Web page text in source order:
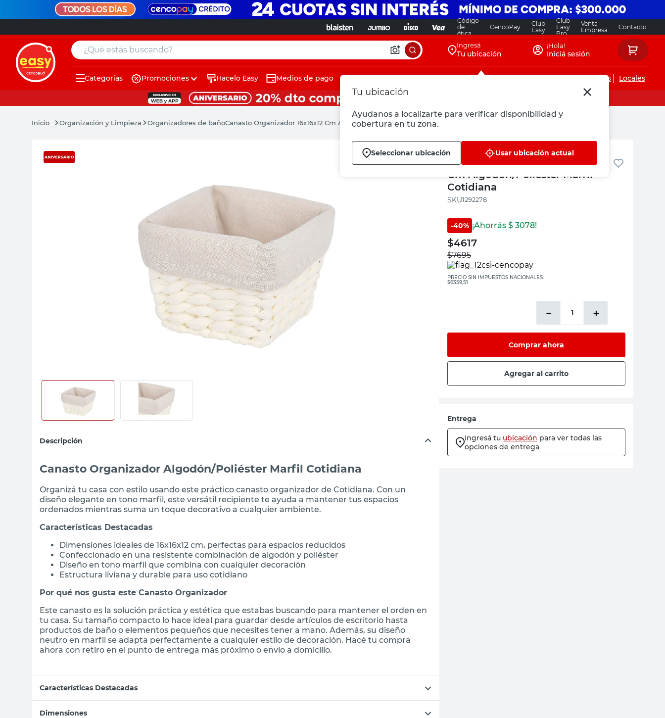
Código
de
ética
CencoPay
Club
Easy
Club
Easy
Pro
Venta
Empresa
Contacto
¿Qué estás buscando? Ingresá
Tu ubicación
Tu ubicación
Ayudanos a localizarte para verificar disponibilidad y
cobertura en tu zona.
Seleccionar ubicación Usar ubicación actual
¡Hola!
Iniciá sesión
Categorías Promociones Hacelo Easy Medios de pago Servicios de instalaciones Locales
Organización y Limpieza Organizadores de bañoCanasto Organizador 16x16x12 Cm Algodón/Poliéster Marfil Cotidiana
Descripción
Canasto Organizador Algodón/Poliéster Marfil Cotidiana
Organizá tu casa con estilo usando este práctico canasto organizador de Cotidiana. Con un
diseño elegante en tono marfil, este versátil recipiente te ayuda a mantener tus espacios
ordenados mientras suma un toque decorativo a cualquier ambiente.
Características Destacadas
Dimensiones ideales de 16x16x12 cm, perfectas para espacios reducidos
Confeccionado en una resistente combinación de algodón y poliéster
Diseño en tono marfil que combina con cualquier decoración
Estructura liviana y durable para uso cotidiano
Por qué nos gusta este Canasto Organizador
Este canasto es la solución práctica y estética que estabas buscando para mantener el orden en
tu casa. Su tamaño compacto lo hace ideal para guardar desde artículos de escritorio hasta
productos de baño o elementos pequeños que necesites tener a mano. Además, su diseño
neutro en marfil se adapta perfectamente a cualquier estilo de decoración. Hacé tu compra
ahora con retiro en el punto de entrega más próximo o envío a domicilio.
Características Destacadas
Dimensiones
Cotidiana
Canasto Organizador 16x16x12
Cm Algodón/Poliéster Marfil
Cotidiana
:1292278
-40% ¡Ahorrás $ 3078!
$4617
$7695
PRECIO SIN IMPUESTOS NACIONALES:
$6359,51
＋
－
Comprar ahora
Agregar al carrito
Entrega
Ingresá tu ubicación para ver todas las
opciones de entrega
muebles